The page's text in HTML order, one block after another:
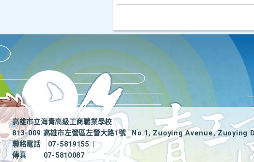
高雄市立海青高級工商職業學校
813-009 高雄市左營區左營大路1號
No.1, Zuoying Avenue, Zuoying
聯絡電話
07-5819155
|
傳真
07-5810087